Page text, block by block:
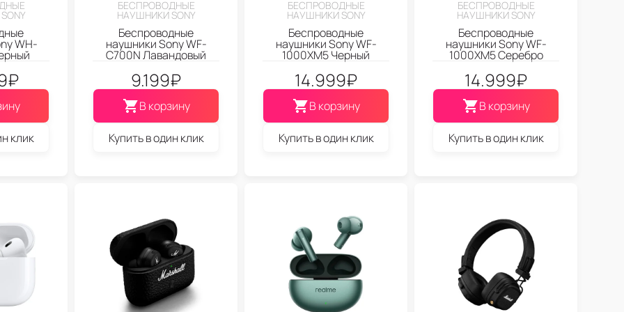
WH-
₽
клик
БЕСПРОВОДНЫЕ
НАУШНИКИ SONY
Беспроводные
наушники Sony WF-
C700N Лавандовый
9.199₽
В корзину
Купить в один клик
БЕСПРОВОДНЫЕ
НАУШНИКИ SONY
Беспроводные
наушники Sony WF-
1000XM5 Черный
14.999₽
В корзину
Купить в один клик
БЕСПРОВОДНЫЕ
НАУШНИКИ SONY
Беспроводные
наушники Sony WF-
1000XM5 Серебро
14.999₽
В корзину
Купить в один клик